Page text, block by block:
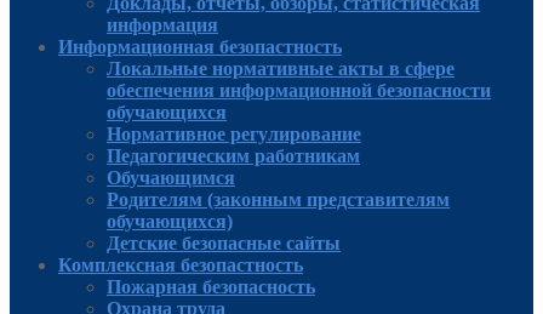
информация
Информационная безопастность
Локальные нормативные акты в сфере
обеспечения информационной безопасности
обучающихся
Нормативное регулирование
Педагогическим работникам
Обучающимся
Родителям (законным представителям
обучающихся)
Детские безопасные сайты
Комплексная безопастность
Пожарная безопасность
Охрана труда